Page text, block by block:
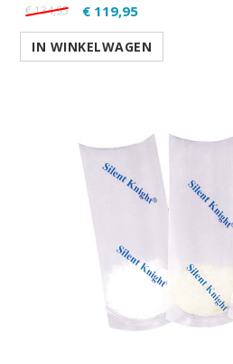
€ 134,95 € 119,95
IN WINKELWAGEN